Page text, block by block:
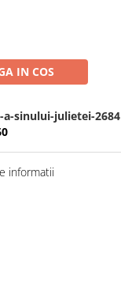
IN COS
sinului-julietei-2684
informatii